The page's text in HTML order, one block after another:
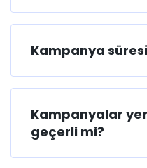
Kampanya
Kampanyalar
geçerli mi?